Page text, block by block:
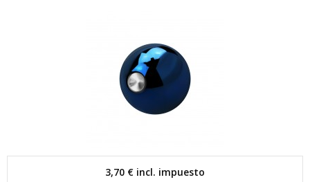
3,70 € incl. impuesto